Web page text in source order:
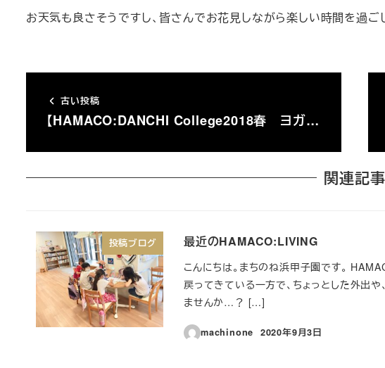
お天気も良さそうですし、皆さんでお花見しながら楽しい時間を過ご
古い投稿
【HAMACO:DANCHI College2018春 ヨガ…
関連記事
投稿ブログ 最近のHAMACO:LIVING
こんにちは。まちのね浜甲子園です。
戻ってきている一方で、ちょっとした外出
ませんか…？ […]
machinone
投稿日
2020年9月3日